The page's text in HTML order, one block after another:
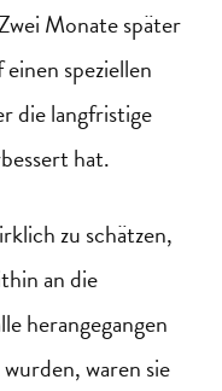
Monate später
speziellen
die langfristige
hat.
zu schätzen,
an die
herangegangen
waren sie